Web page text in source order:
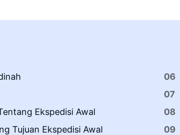
Ekspedisi Awal
Tujuan Ekspedisi Awal